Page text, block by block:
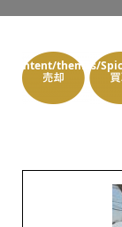
content/themes/